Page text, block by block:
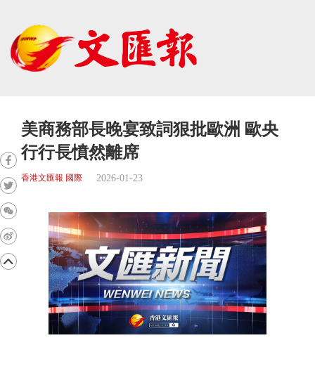
美商務部長晚宴致詞狠批歐洲 歐央
行行長憤然離席
香港文匯報 國際 2026-01-23